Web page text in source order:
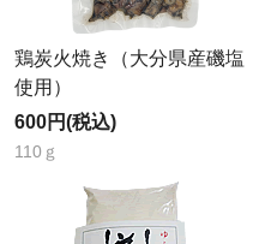
鶏炭火焼き（大分県産磯塩
使用）
600円(税込)
110ｇ